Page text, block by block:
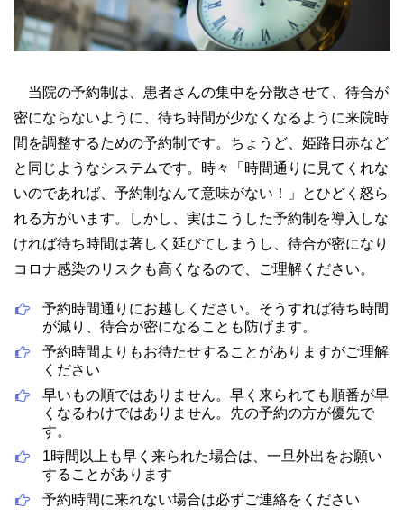
当院の予約制は、患者さんの集中を分散させて、待合が
密にならないように、待ち時間が少なくなるように来院時
間を調整するための予約制です。ちょうど、姫路日赤など
と同じようなシステムです。時々「時間通りに見てくれな
いのであれば、予約制なんて意味がない！」とひどく怒ら
れる方がいます。しかし、実はこうした予約制を導入しな
ければ待ち時間は著しく延びてしまうし、待合が密になり
コロナ感染のリスクも高くなるので、ご理解ください。
予約時間通りにお越しください。そうすれば待ち時間
が減り、待合が密になることも防げます。
予約時間よりもお待たせすることがありますがご理解
ください
早いもの順ではありません。早く来られても順番が早
くなるわけではありません。先の予約の方が優先で
す。
1時間以上も早く来られた場合は、一旦外出をお願い
することがあります
予約時間に来れない場合は必ずご連絡をください